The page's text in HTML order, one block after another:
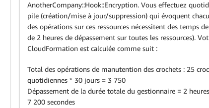
AnotherCompany::Hook::Encryption. Vous effectuez
pile (création/mise à jour/suppression) qui évoquent
des opérations sur ces ressources nécessitent des temps
de 2 heures de dépassement sur toutes les ressources).
CloudFormation est calculée comme suit :
Total des opérations de manutention des crochets : 25
quotidiennes * 30 jours = 3 750
Dépassement de la durée totale du gestionnaire = 2
7 200 secondes